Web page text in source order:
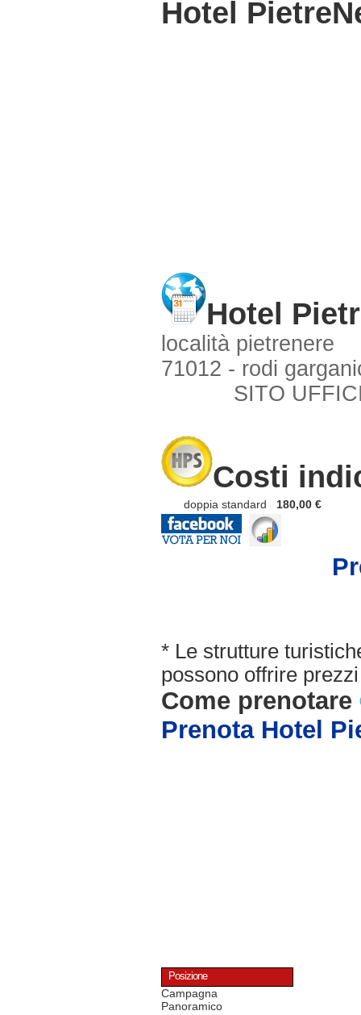
Hotel
Hotel
località pietrenere
71012 - rodi
SITO
Costi
doppia standard 180,00 €
* Le strutture
possono offrire
Come prenotare
Prenota Hotel
Posizione
Campagna
Panoramico